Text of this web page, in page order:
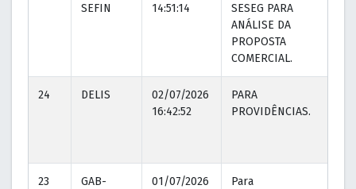
SEFIN
14:51:14
SESEG PARA
ANÁLISE DA
PROPOSTA
COMERCIAL.
24 DELIS
02/07/2026
16:42:52
PARA
PROVIDÊNCIAS.
23
GAB-
01/07/2026
Para